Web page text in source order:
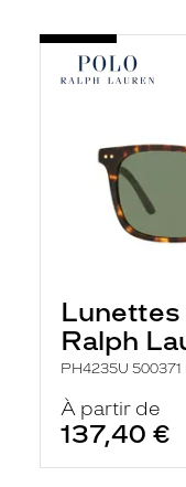
Lunettes
Ralph
PH4235U
À partir de
137,40 €